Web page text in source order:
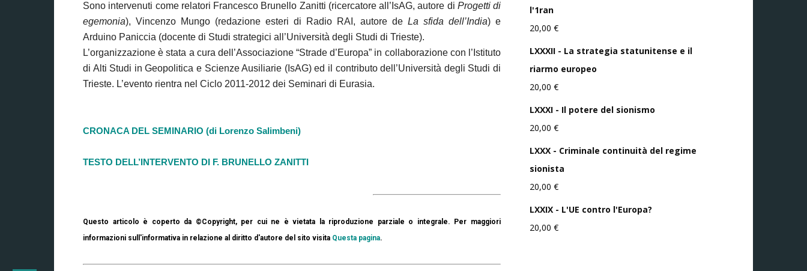
Sono intervenuti come relatori Francesco Brunello Zanitti (ricercatore all’IsAG, autore di Progetti di
egemonia), Vincenzo Mungo (redazione esteri di Radio RAI, autore de La sfida dell’India) e
Arduino Paniccia (docente di Studi strategici all’Università degli Studi di Trieste).
L’organizzazione è stata a cura dell’Associazione “Strade d’Europa” in collaborazione con l’Istituto
di Alti Studi in Geopolitica e Scienze Ausiliarie (IsAG) ed il contributo dell’Università degli Studi di
Trieste. L’evento rientra nel Ciclo 2011-2012 dei Seminari di Eurasia.
CRONACA DEL SEMINARIO (di Lorenzo Salimbeni)
TESTO DELL’INTERVENTO DI F. BRUNELLO ZANITTI
Questo articolo è coperto da ©Copyright, per cui ne è vietata la riproduzione parziale o integrale. Per maggiori
informazioni sull'informativa in relazione al diritto d'autore del sito visita Questa pagina.
l'1ran
20,00 €
LXXXII - La strategia statunitense e il
riarmo europeo
20,00 €
LXXXI - Il potere del sionismo
20,00 €
LXXX - Criminale continuità del regime
sionista
20,00 €
LXXIX - L'UE contro l'Europa?
20,00 €